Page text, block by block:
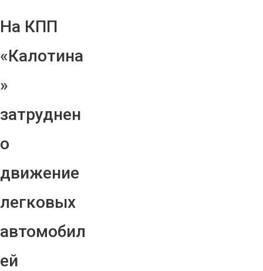
На КПП
«Калотина
»
затруднен
о
движение
легковых
автомобил
ей